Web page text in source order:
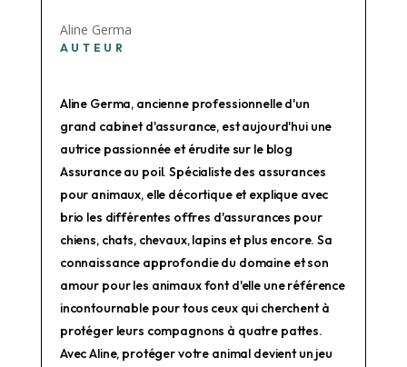
Aline Germa
AUTEUR
Aline Germa, ancienne professionnelle d'un
grand cabinet d'assurance, est aujourd'hui une
autrice passionnée et érudite sur le blog
Assurance au poil. Spécialiste des assurances
pour animaux, elle décortique et explique avec
brio les différentes offres d'assurances pour
chiens, chats, chevaux, lapins et plus encore. Sa
connaissance approfondie du domaine et son
amour pour les animaux font d'elle une référence
incontournable pour tous ceux qui cherchent à
protéger leurs compagnons à quatre pattes.
Avec Aline, protéger votre animal devient un jeu